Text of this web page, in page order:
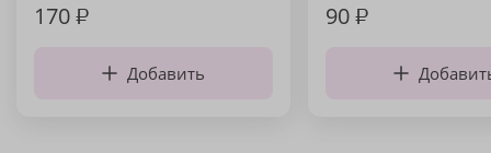
170₽
Добавить
90₽